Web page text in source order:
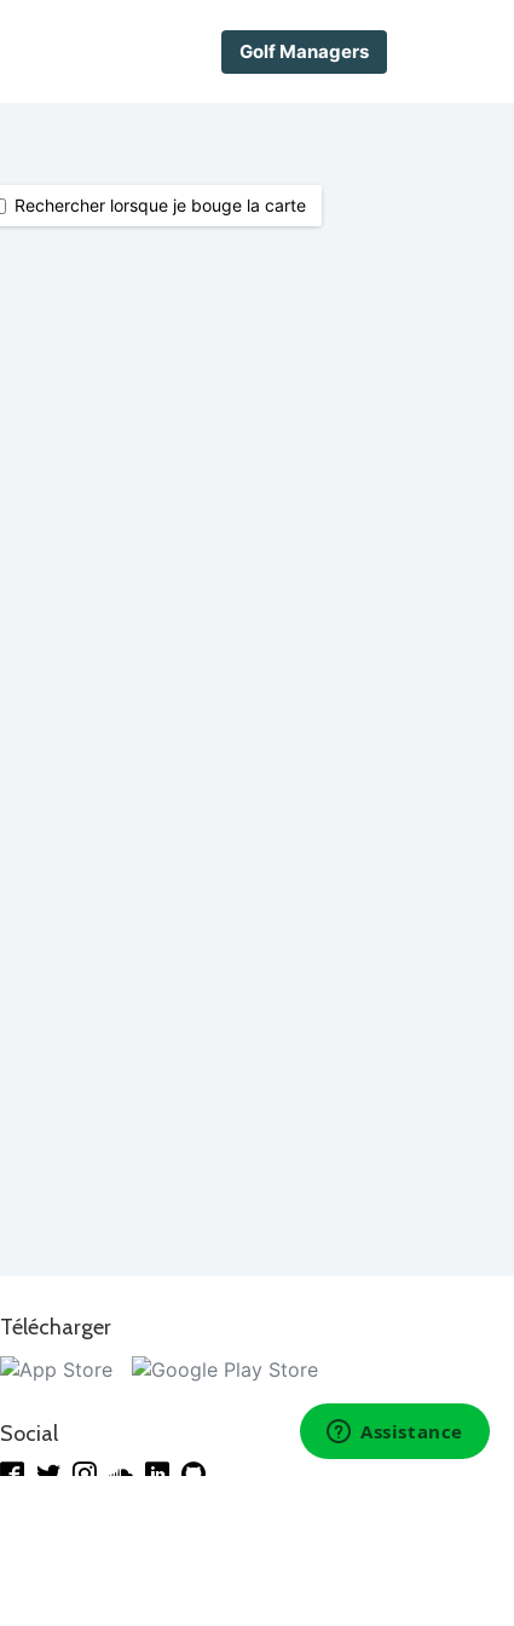
Golf Managers
Rechercher lorsque je bouge la carte
Télécharger
Social